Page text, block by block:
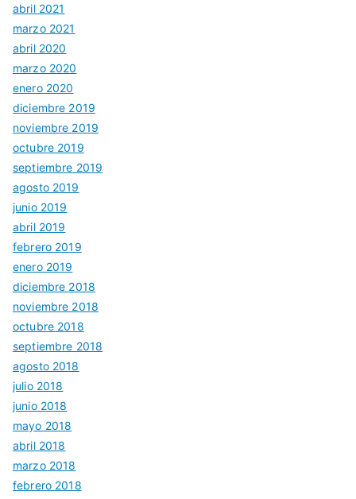
abril 2021
marzo 2021
abril 2020
marzo 2020
enero 2020
diciembre 2019
noviembre 2019
octubre 2019
septiembre 2019
agosto 2019
junio 2019
abril 2019
febrero 2019
enero 2019
diciembre 2018
noviembre 2018
octubre 2018
septiembre 2018
agosto 2018
julio 2018
junio 2018
mayo 2018
abril 2018
marzo 2018
febrero 2018